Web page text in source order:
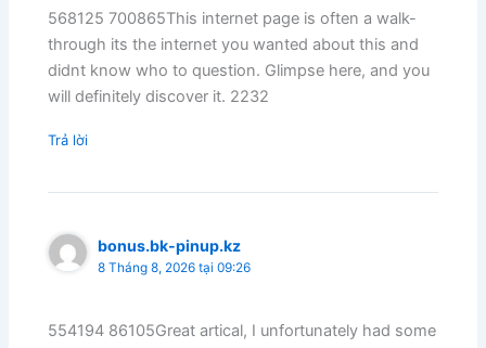
568125 700865This internet page is often a walk-
through its the internet you wanted about this and
didnt know who to question. Glimpse here, and you
will definitely discover it. 2232
Trả lời
bonus.bk-pinup.kz
8 Tháng 8, 2026 tại 09:26
554194 86105Great artical, I unfortunately had some